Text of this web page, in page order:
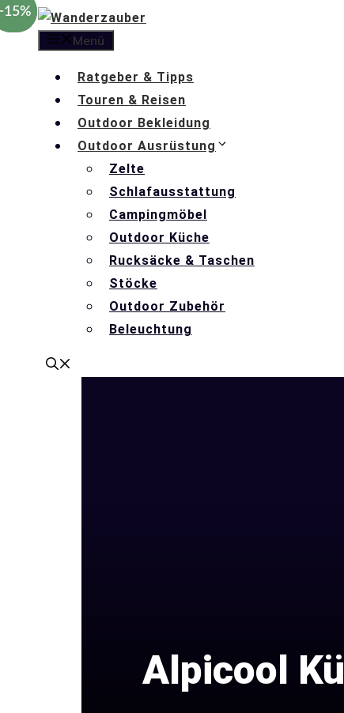
Zum
Menü
Ratgeber & Tipps
Touren & Reisen
Outdoor Bekleidung
Outdoor Ausrüstung
Zelte
Schlafausstattung
Campingmöbel
Outdoor Küche
Rucksäcke & Taschen
Stöcke
Outdoor Zubehör
Beleuchtung
Alpicool